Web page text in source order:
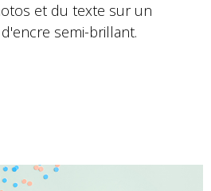
et du texte sur un
semi-brillant.